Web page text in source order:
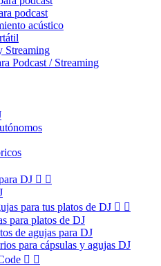
podcast
acústico
Streaming
Podcast / Streaming
DJ  
para tus platos de DJ  
para platos de DJ
de agujas para DJ
para cápsulas y agujas DJ
 